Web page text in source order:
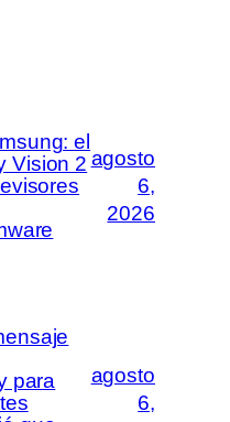
el
Vision 2 agosto
6,
2026
para
agosto
6,